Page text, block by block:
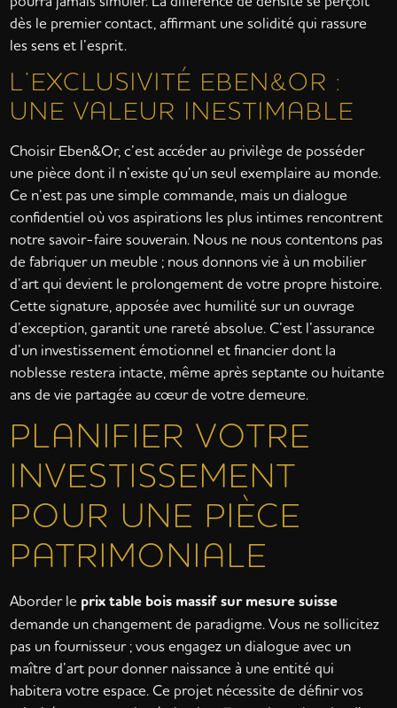
dès le premier contact, affirmant une solidité qui rassure
les sens et l’esprit.
L’EXCLUSIVITÉ EBEN&OR :
UNE VALEUR INESTIMABLE
Choisir Eben&Or, c’est accéder au privilège de posséder
une pièce dont il n’existe qu’un seul exemplaire au monde.
Ce n’est pas une simple commande, mais un dialogue
confidentiel où vos aspirations les plus intimes rencontrent
notre savoir-faire souverain. Nous ne nous contentons pas
de fabriquer un meuble ; nous donnons vie à un mobilier
d’art qui devient le prolongement de votre propre histoire.
Cette signature, apposée avec humilité sur un ouvrage
d’exception, garantit une rareté absolue. C’est l’assurance
d’un investissement émotionnel et financier dont la
noblesse restera intacte, même après septante ou huitante
ans de vie partagée au cœur de votre demeure.
PLANIFIER VOTRE
INVESTISSEMENT
POUR UNE PIÈCE
PATRIMONIALE
Aborder le prix table bois massif sur mesure suisse
demande un changement de paradigme. Vous ne sollicitez
pas un fournisseur ; vous engagez un dialogue avec un
maître d’art pour donner naissance à une entité qui
habitera votre espace. Ce projet nécessite de définir vos